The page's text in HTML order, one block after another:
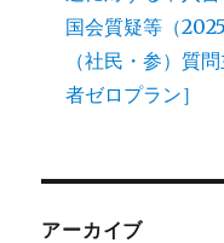
国会質疑等（
（社民・参）質
者ゼロプラン］
アーカイブ